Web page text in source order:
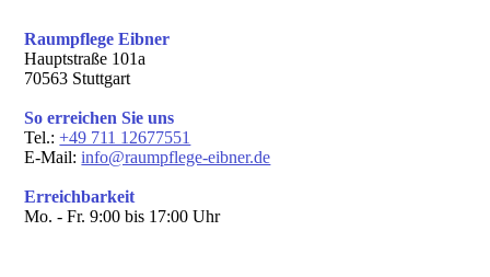
Raumpflege Eibner
Hauptstraße 101a
70563 Stuttgart
So erreichen Sie uns
Tel.:+49 711 12677551
E-Mail:info@raumpflege-eibner.de
Erreichbarkeit
Mo. - Fr. 9:00 bis 17:00 Uhr